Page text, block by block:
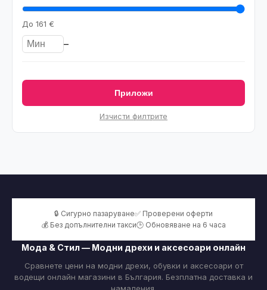
До 161 €
–
Приложи
Изчисти филтрите
🔒 Сигурно пазаруване✅ Проверени оферти
💰 Без допълнителни такси🕒 Обновяване на 6 часа
Мода & Стил — Модни дрехи и аксесоари онлайн
Сравнете цени на модни дрехи, обувки и аксесоари от
водещи онлайн магазини в България. Безплатна доставка и